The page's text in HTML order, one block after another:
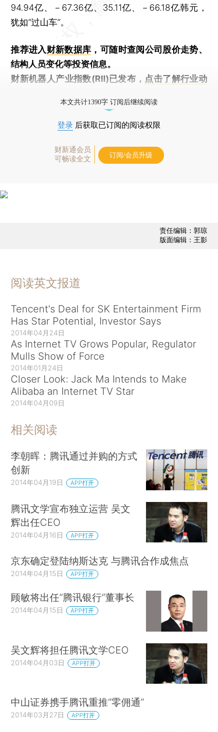
94.94亿、－67.36亿、35.11亿、－66.18亿韩元，
犹如“过山车”。
推荐进入财新数据库 ，可随时查阅公司股价走势、
结构人员变化等投资信息。
财新机器人产业指数(RII)已发布， 点击了解行业动
本文共计1390字 订阅后继续阅读
登录 后获取已订阅的阅读权限
财新通会员
可畅读全文
订阅/会员升级
责任编辑：郭琼
版面编辑：王影
阅读英文报道
Tencent's Deal for SK Entertainment Firm
Has Star Potential, Investor Says
2014年04月24日
As Internet TV Grows Popular, Regulator
Mulls Show of Force
2014年01月24日
Closer Look: Jack Ma Intends to Make
Alibaba an Internet TV Star
2014年04月09日
相关阅读
李朝晖：腾讯通过并购的方式
创新
2014年04月19日 APP打开
腾讯文学宣布独立运营 吴文
辉出任CEO
2014年04月16日 APP打开
京东确定登陆纳斯达克 与腾讯合作成焦点
2014年04月15日 APP打开
顾敏将出任“腾讯银行”董事长
2014年04月15日 APP打开
吴文辉将担任腾讯文学CEO
2014年04月03日 APP打开
中山证券携手腾讯重推“零佣通”
2014年03月27日 APP打开